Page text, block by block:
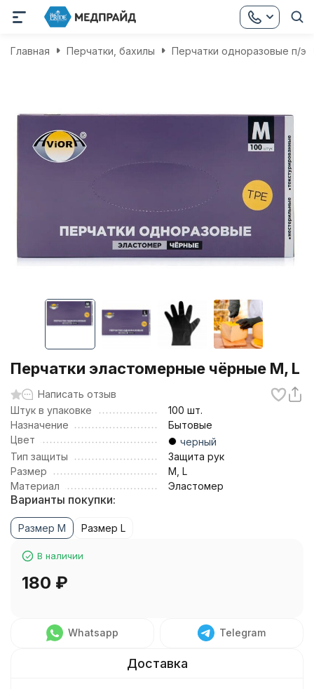
Главная Перчатки, бахилы Перчатки одноразовые п/э
Перчатки эластомерные чёрные M, L
Написать отзыв
Штук в упаковке
100 шт.
Назначение
Бытовые
Цвет
черный
Тип защиты
Защита рук
Размер
M, L
Материал
Эластомер
Варианты покупки:
Размер M Размер L
В наличии
180 ₽
Whatsapp Telegram